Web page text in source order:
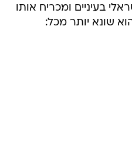
בעיניים ומכריח אותו
שונא יותר מכל: